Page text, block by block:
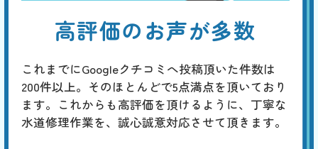
高評価のお声が多数
これまでにGoogleクチコミへ投稿頂いた件数は
200件以上。そのほとんどで5点満点を頂いており
ます。これからも高評価を頂けるように、丁寧な
水道修理作業を、誠心誠意対応させて頂きます。